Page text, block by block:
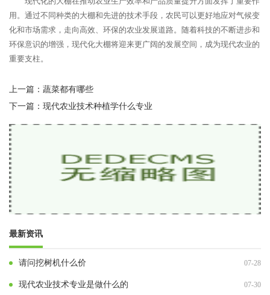
用。通过不同种类的大棚和先进的技术手段，农民可以更好地应对气候变
化和市场需求，走向高效、环保的农业发展道路。随着科技的不断进步和
环保意识的增强，现代化大棚将迎来更广阔的发展空间，成为现代农业的
重要支柱。
上一篇： 蔬菜都有哪些
下一篇： 现代农业技术种植学什么专业
最新资讯
请问挖树机什么价 07-28
现代农业技术专业是做什么的 07-30